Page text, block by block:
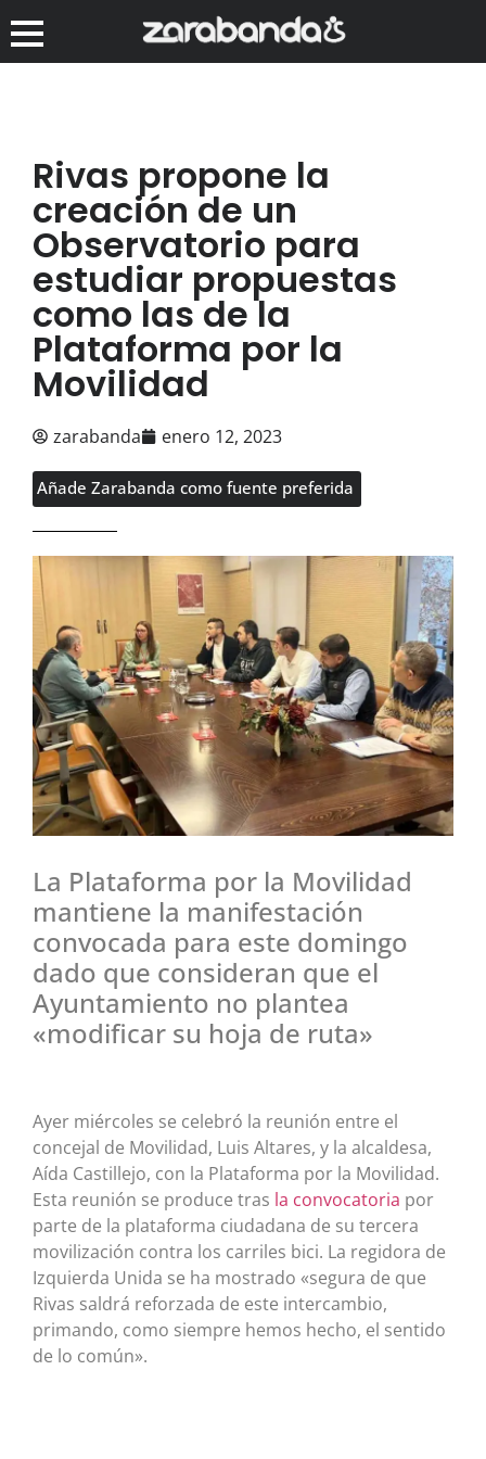
Rivas propone la
creación de un
Observatorio para
estudiar propuestas
como las de la
Plataforma por la
Movilidad
zarabanda enero 12, 2023
Añade Zarabanda como fuente preferida
La Plataforma por la Movilidad
mantiene la manifestación
convocada para este domingo
dado que consideran que el
Ayuntamiento no plantea
«modificar su hoja de ruta»
Ayer miércoles se celebró la reunión entre el
concejal de Movilidad, Luis Altares, y la alcaldesa,
Aída Castillejo, con la Plataforma por la Movilidad.
Esta reunión se produce tras la convocatoria por
parte de la plataforma ciudadana de su tercera
movilización contra los carriles bici. La regidora de
Izquierda Unida se ha mostrado «segura de que
Rivas saldrá reforzada de este intercambio,
primando, como siempre hemos hecho, el sentido
de lo común».